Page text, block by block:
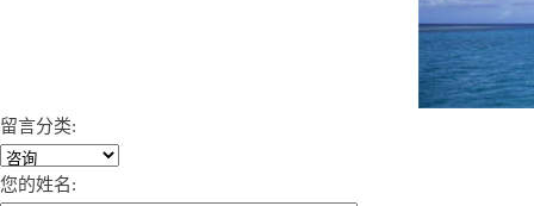
留言分类:
您的姓名: